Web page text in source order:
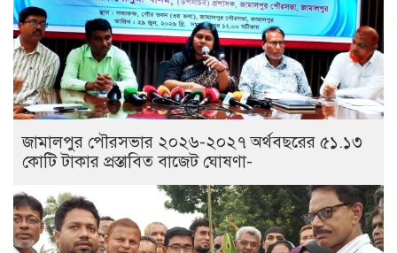
জামালপুর পৌরসভার ২০২৬-২০২৭ অর্থবছরের ৫১.১৩
কোটি টাকার প্রস্তাবিত বাজেট ঘোষণা-